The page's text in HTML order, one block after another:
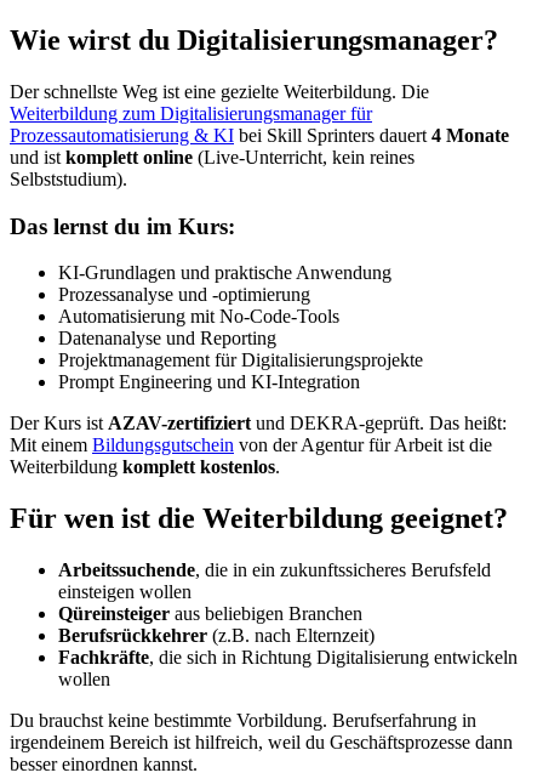
Wie wirst du Digitalisierungsmanager?
Der schnellste Weg ist eine gezielte Weiterbildung. Die
Weiterbildung zum Digitalisierungsmanager für
Prozessautomatisierung & KI bei Skill Sprinters dauert 4 Monate
und ist komplett online (Live-Unterricht, kein reines
Selbststudium).
Das lernst du im Kurs:
KI-Grundlagen und praktische Anwendung
Prozessanalyse und -optimierung
Automatisierung mit No-Code-Tools
Datenanalyse und Reporting
Projektmanagement für Digitalisierungsprojekte
Prompt Engineering und KI-Integration
Der Kurs ist AZAV-zertifiziert und DEKRA-geprüft. Das heißt:
Mit einem Bildungsgutschein von der Agentur für Arbeit ist die
Weiterbildung komplett kostenlos.
Für wen ist die Weiterbildung geeignet?
Arbeitssuchende, die in ein zukunftssicheres Berufsfeld
einsteigen wollen
Qüreinsteiger aus beliebigen Branchen
Berufsrückkehrer (z.B. nach Elternzeit)
Fachkräfte, die sich in Richtung Digitalisierung entwickeln
wollen
Du brauchst keine bestimmte Vorbildung. Berufserfahrung in
irgendeinem Bereich ist hilfreich, weil du Geschäftsprozesse dann
besser einordnen kannst.